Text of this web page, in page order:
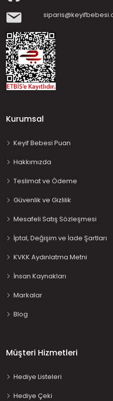
Kurumsal
Keyif Bebesi Puan
Hakkımızda
Teslimat ve Ödeme
Güvenlik ve Gizlilik
Mesafeli Satış Sözleşmesi
İptal, Değişim ve İade Şartları
KVKK Aydınlatma Metni
İnsan Kaynakları
Markalar
Blog
Müşteri Hizmetleri
Hediye Listeleri
Hediye Çeki